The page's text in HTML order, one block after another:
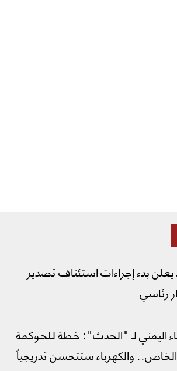
بدء إجراءات استئناف تصدير
رئاسي
اليمني لـ "الحدث": خطة للحوكمة
والكهرباء ستتحسن تدريجياً